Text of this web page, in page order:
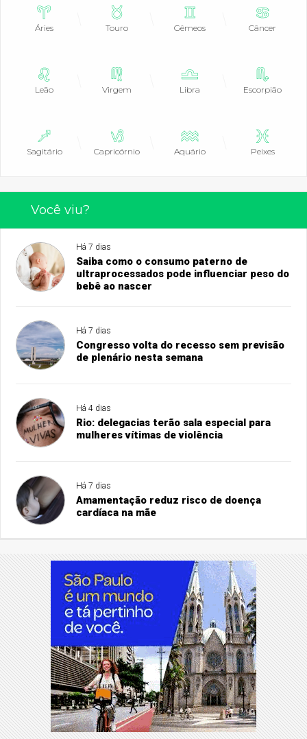
Áries Touro Gêmeos Câncer
Leão Virgem Libra Escorpião
Sagitário Capricórnio Aquário Peixes
Você viu?
Há 7 dias
Saiba como o consumo paterno de
ultraprocessados pode influenciar peso do
bebê ao nascer
Há 7 dias
Congresso volta do recesso sem previsão
de plenário nesta semana
Há 4 dias
Rio: delegacias terão sala especial para
mulheres vítimas de violência
Há 7 dias
Amamentação reduz risco de doença
cardíaca na mãe